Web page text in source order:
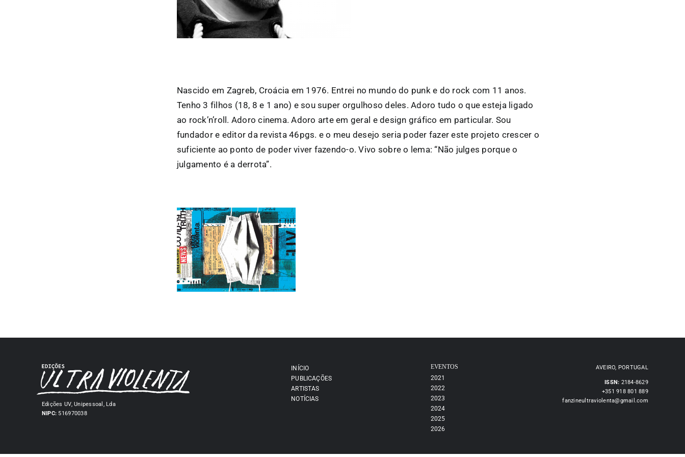
Nascido em Zagreb, Croácia em 1976. Entrei no mundo do punk e do rock com 11 anos.
Tenho 3 filhos (18, 8 e 1 ano) e sou super orgulhoso deles. Adoro tudo o que esteja ligado
ao rock’n’roll. Adoro cinema. Adoro arte em geral e design gráfico em particular. Sou
fundador e editor da revista 46pgs. e o meu desejo seria poder fazer este projeto crescer o
suficiente ao ponto de poder viver fazendo-o. Vivo sobre o lema: “Não julges porque o
julgamento é a derrota”.
Edições UV, Unipessoal, Lda
NIPC: 516970038
INÍCIO
PUBLICAÇÕES
ARTISTAS
NOTÍCIAS
EVENTOS
2021
2022
2023
2024
2025
2026
AVEIRO, PORTUGAL
ISSN: 2184-8629
+351 918 801 889
fanzineultraviolenta@gmail.com